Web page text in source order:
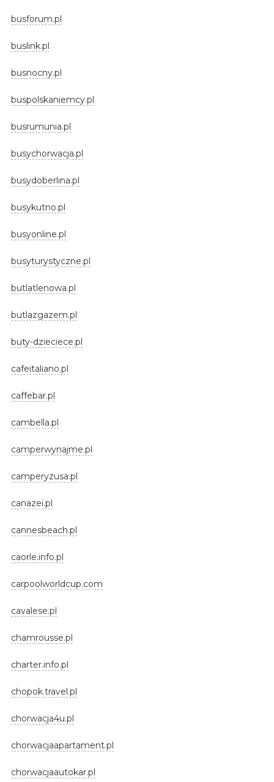
busforum.pl
buslink.pl
busnocny.pl
buspolskaniemcy.pl
busrumunia.pl
busychorwacja.pl
busydoberlina.pl
busykutno.pl
busyonline.pl
busyturystyczne.pl
butlatlenowa.pl
butlazgazem.pl
buty-dzieciece.pl
cafeitaliano.pl
caffebar.pl
cambella.pl
camperwynajme.pl
camperyzusa.pl
canazei.pl
cannesbeach.pl
caorle.info.pl
carpoolworldcup.com
cavalese.pl
chamrousse.pl
charter.info.pl
chopok.travel.pl
chorwacja4u.pl
chorwacjaapartament.pl
chorwacjaautokar.pl